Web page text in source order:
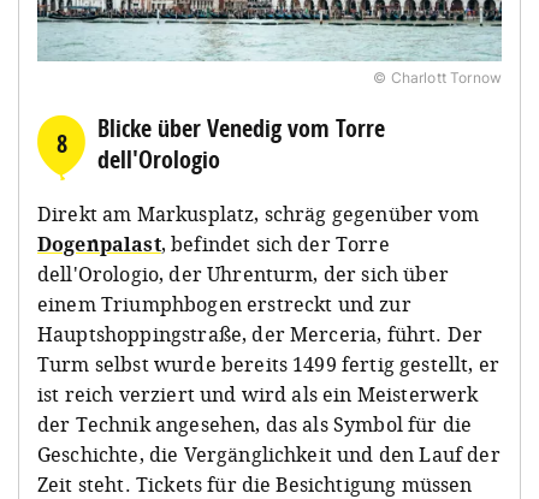
© Charlott Tornow
8
Blicke über Venedig vom Torre
dell'Orologio
Direkt am Markusplatz, schräg gegenüber vom
Dogenpalast, befindet sich der Torre
dell'Orologio, der Uhrenturm, der sich über
einem Triumphbogen erstreckt und zur
Hauptshoppingstraße, der Merceria, führt. Der
Turm selbst wurde bereits 1499 fertig gestellt, er
ist reich verziert und wird als ein Meisterwerk
der Technik angesehen, das als Symbol für die
Geschichte, die Vergänglichkeit und den Lauf der
Zeit steht. Tickets für die Besichtigung müssen